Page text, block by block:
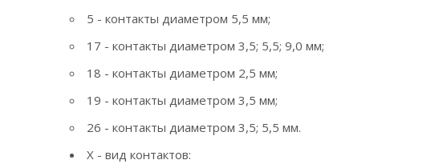
5 - контакты диаметром 5,5 мм;
17 - контакты диаметром 3,5; 5,5; 9,0 мм;
18 - контакты диаметром 2,5 мм;
19 - контакты диаметром 3,5 мм;
26 - контакты диаметром 3,5; 5,5 мм.
Х - вид контактов: